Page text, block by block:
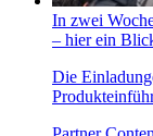
In zwei
– hier ein
Die